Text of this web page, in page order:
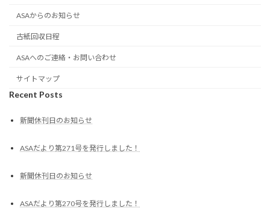
ASAからのお知らせ
古紙回収日程
ASAへのご連絡・お問い合わせ
サイトマップ
Recent Posts
新聞休刊日のお知らせ
ASAだより第271号を発行しました！
新聞休刊日のお知らせ
ASAだより第270号を発行しました！